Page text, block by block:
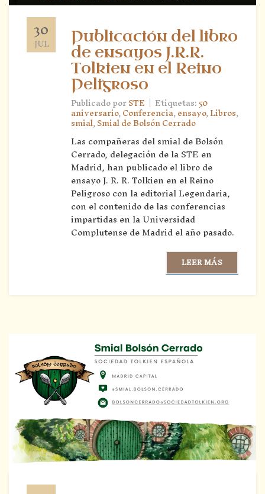
30
JUL
Publicación del libro
de ensayos J.R.R.
Tolkien en el Reino
Peligroso
Publicado porSTE | Etiquetas:50
aniversario,Conferencia,ensayo,Libros,
smial,Smial de Bolsón Cerrado
Las compañeras del smial de Bolsón
Cerrado, delegación de la STE en
Madrid, han publicado el libro de
ensayo J. R. R. Tolkien en el Reino
Peligroso con la editorial Legendaria,
con el contenido de las conferencias
impartidas en la Universidad
Complutense de Madrid el año pasado.
LEER MÁS